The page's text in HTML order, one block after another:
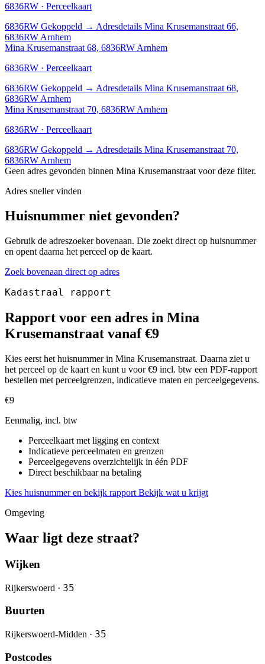
6836RW · Perceelkaart
6836RW Gekoppeld → Adresdetails Mina Krusemanstraat 66,
6836RW Arnhem
Mina Krusemanstraat 68, 6836RW Arnhem
6836RW · Perceelkaart
6836RW Gekoppeld → Adresdetails Mina Krusemanstraat 68,
6836RW Arnhem
Mina Krusemanstraat 70, 6836RW Arnhem
6836RW · Perceelkaart
6836RW Gekoppeld → Adresdetails Mina Krusemanstraat 70,
6836RW Arnhem
Geen adres gevonden binnen Mina Krusemanstraat voor deze filter.
Adres sneller vinden
Huisnummer niet gevonden?
Gebruik de adreszoeker bovenaan. Die zoekt direct op huisnummer
en opent daarna het perceel op de kaart.
Zoek bovenaan direct op adres
Kadastraal rapport
Rapport voor een adres in Mina
Krusemanstraat vanaf €9
Kies eerst het huisnummer in Mina Krusemanstraat. Daarna ziet u
het perceel op de kaart en kunt u voor €9 incl. btw een PDF-rapport
bestellen met perceelgrenzen, indicatieve maten en perceelgegevens.
€9
Eenmalig, incl. btw
Perceelkaart met ligging en context
Indicatieve perceelmaten en grenzen
Perceelgegevens overzichtelijk in één PDF
Direct beschikbaar na betaling
Kies huisnummer en bekijk rapport Bekijk wat u krijgt
Omgeving
Waar ligt deze straat?
Wijken
Rijkerswoerd · 35
Buurten
Rijkerswoerd-Midden · 35
Postcodes